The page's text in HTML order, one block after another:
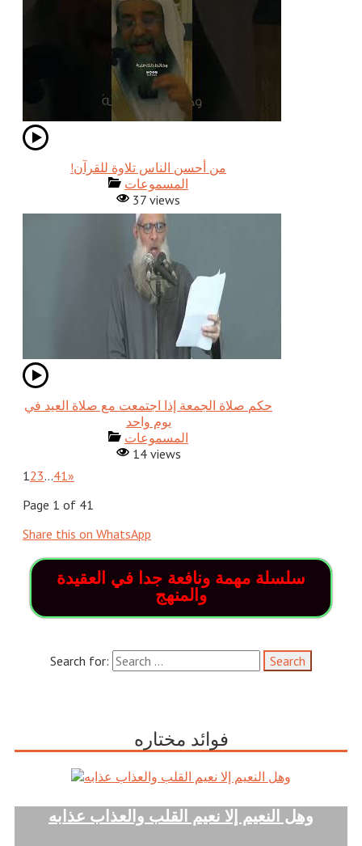
!من أحسن الناس تلاوة للقرآن
المسموعات
37 views
حكم صلاة الجمعة إذا اجتمعت مع صلاة العيد في
يوم واحد
المسموعات
14 views
123…41»
Page 1 of 41
Share this on WhatsApp
سلسلة مهمة ونافعة جدا في العقيدة
والمنهج
Search for:
فوائد مختاره
وهل النعيم إلا نعيم القلب والعذاب عذابه